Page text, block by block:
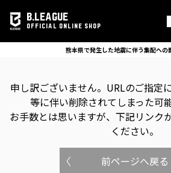
B.LEAGUE
OFFICIAL ONLINE SHOP
熊本県で発生した地震に伴う集配への
申し訳ございません。 URLのご指定
等に伴い削除されてしまった可
お手数とは思いますが、下記リンク
ください。
前ページへ戻る